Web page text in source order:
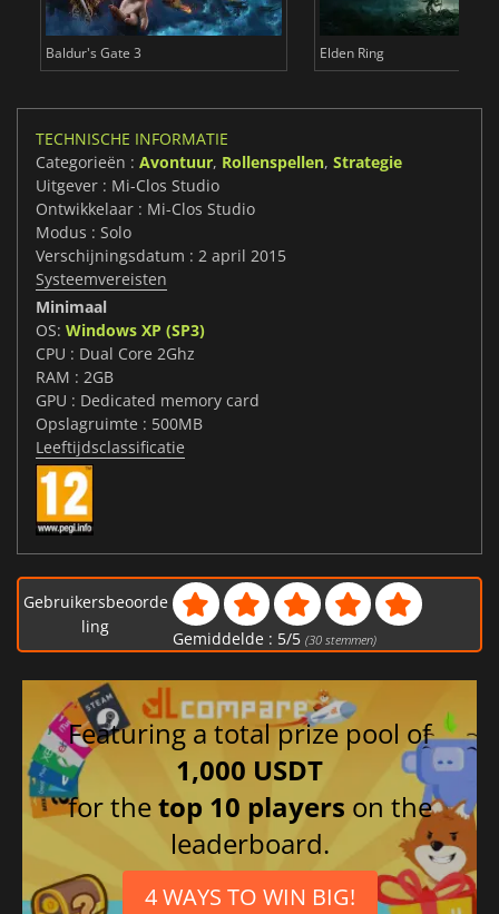
Baldur's Gate 3 Elden Ring
TECHNISCHE INFORMATIE
Categorieën : Avontuur, Rollenspellen, Strategie
Uitgever : Mi-Clos Studio
Ontwikkelaar : Mi-Clos Studio
Modus : Solo
Verschijningsdatum : 2 april 2015
Systeemvereisten
Minimaal
OS: Windows XP (SP3)
CPU : Dual Core 2Ghz
RAM : 2GB
GPU : Dedicated memory card
Opslagruimte : 500MB
Leeftijdsclassificatie
Gebruikersbeoorde
ling
Gemiddelde : 5/5 (30stemmen)
Featuring a total prize pool of
1,000 USDT
for thetop 10 players on the
leaderboard.
4 WAYS TO WIN BIG!